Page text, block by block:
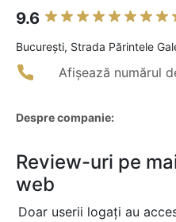
9.6
Bucureşti, Strada Părintele
Afișează numărul
Despre companie:
Review-uri pe
web
Doar userii logați au